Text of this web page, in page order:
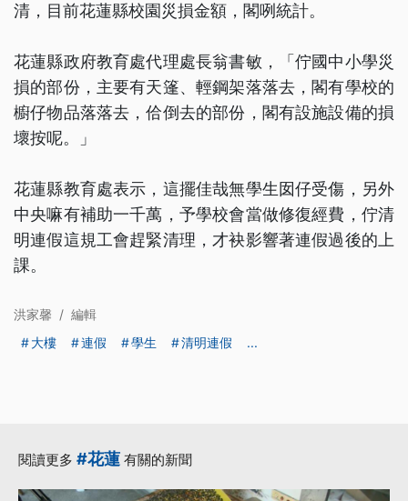
清，目前花蓮縣校園災損金額，閣咧統計。
花蓮縣政府教育處代理處長翁書敏，「佇國中小學災
損的部份，主要有天篷、輕鋼架落落去，閣有學校的
櫥仔物品落落去，佮倒去的部份，閣有設施設備的損
壞按呢。」
花蓮縣教育處表示，這擺佳哉無學生囡仔受傷，另外
中央嘛有補助一千萬，予學校會當做修復經費，佇清
明連假這規工會趕緊清理，才袂影響著連假過後的上
課。
洪家馨 / 編輯
大樓
連假 學生 清明連假 ...
閱讀更多 #花蓮 有關的新聞